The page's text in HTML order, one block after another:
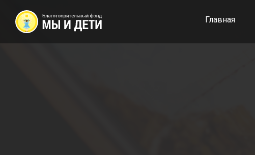
Главная